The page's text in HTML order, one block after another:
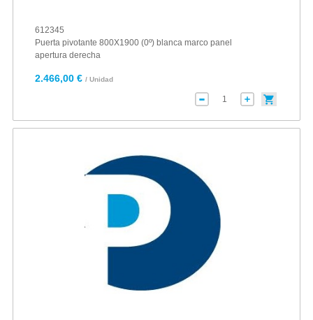
612345
Puerta pivotante 800X1900 (0º) blanca marco panel
apertura derecha
2.466,00 € / Unidad